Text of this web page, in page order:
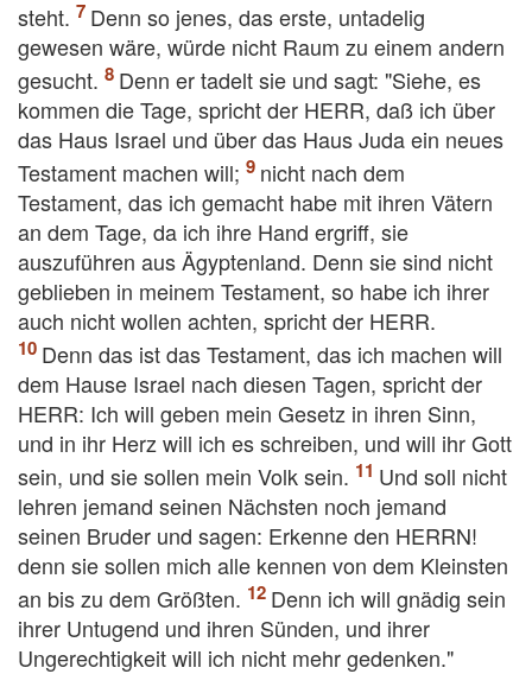
steht.
Denn so jenes, das erste, untadelig
gewesen wäre, würde nicht Raum zu einem andern
gesucht.
Denn er tadelt sie und sagt: "Siehe, es
kommen die Tage, spricht der HERR, daß ich über
das Haus Israel und über das Haus Juda ein neues
Testament machen will;
nicht nach dem
Testament, das ich gemacht habe mit ihren Vätern
an dem Tage, da ich ihre Hand ergriff, sie
auszuführen aus Ägyptenland. Denn sie sind nicht
geblieben in meinem Testament, so habe ich ihrer
auch nicht wollen achten, spricht der HERR.
Denn das ist das Testament, das ich machen will
dem Hause Israel nach diesen Tagen, spricht der
HERR: Ich will geben mein Gesetz in ihren Sinn,
und in ihr Herz will ich es schreiben, und will ihr Gott
sein, und sie sollen mein Volk sein.
Und soll nicht
lehren jemand seinen Nächsten noch jemand
seinen Bruder und sagen: Erkenne den HERRN!
denn sie sollen mich alle kennen von dem Kleinsten
an bis zu dem Größten.
Denn ich will gnädig sein
ihrer Untugend und ihren Sünden, und ihrer
Ungerechtigkeit will ich nicht mehr gedenken."